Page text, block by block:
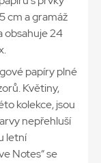
cm a gramáž
obsahuje 24
papíry plné
Květiny,
kolekce, jsou
nepřehluší
letní
Notes“ se